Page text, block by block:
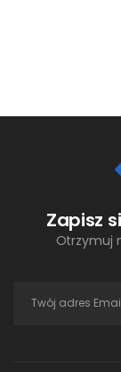
Zapisz
Otrzymuj